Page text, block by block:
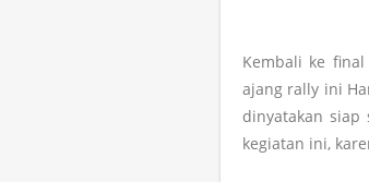
Kembali ke
ajang rally ini
dinyatakan
kegiatan ini,